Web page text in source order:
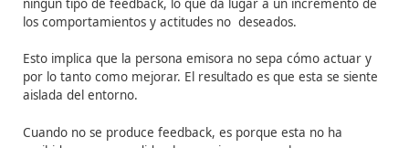
1)Feedback positivo : se transmite para felicitar o
conducta de alguien, cuando la respuesta ante el
recibido es la esperada.
En un caso de feedback positivo, hay que evitar un
las malas conductas, para no provocar un efecto